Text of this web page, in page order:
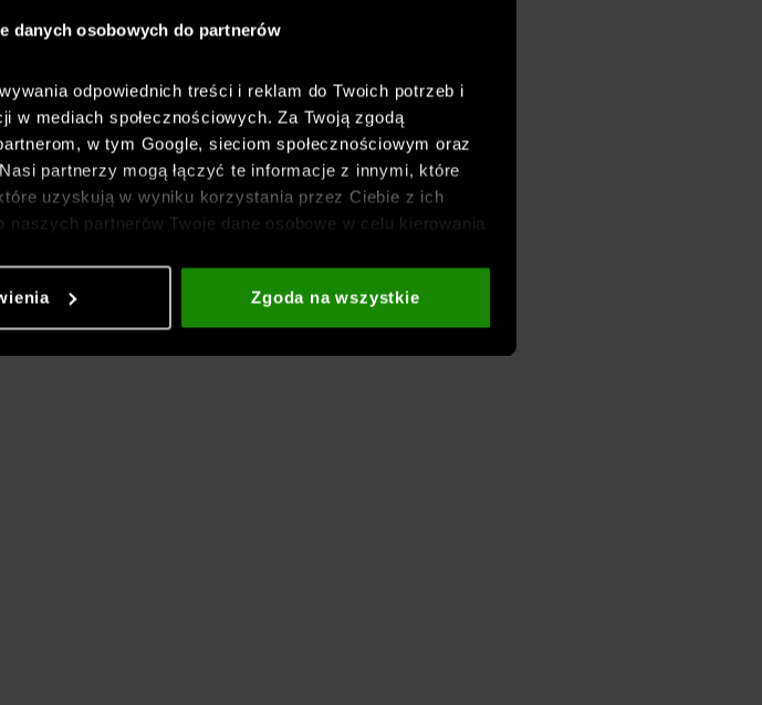
danych osobowych do partnerów
odpowiednich treści i reklam do Twoich potrzeb i
w mediach społecznościowych. Za Twoją zgodą
w tym Google, sieciom społecznościowym oraz
partnerzy mogą łączyć te informacje z innymi, które
uzyskują w wyniku korzystania przez Ciebie z ich
partnerów Twoje dane osobowe w celu kierowania
w naszej
Polityce prywatnościoraz sekcji „Szczegóły”
Zgoda na wszystkie